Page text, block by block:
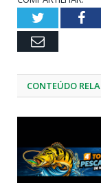
Twitter
Email
CONTEÚDO